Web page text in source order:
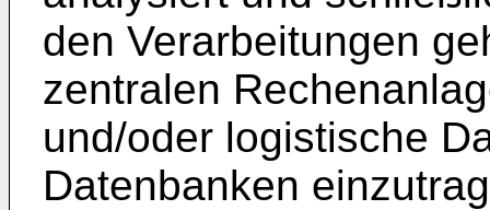
den Verarbeitungen
zentralen
und/oder logistische
Datenbanken